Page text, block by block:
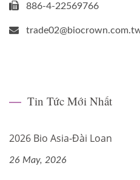
886-4-22569766
Tin Tức Mới Nhất
2026 Bio Asia-Đài Loan
26 May, 2026